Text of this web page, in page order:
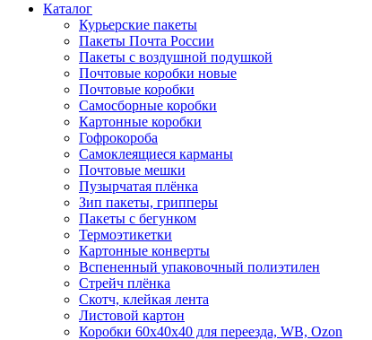
Каталог
Курьерские пакеты
Пакеты Почта России
Пакеты с воздушной подушкой
Почтовые коробки новые
Почтовые коробки
Самосборные коробки
Картонные коробки
Гофрокороба
Самоклеящиеся карманы
Почтовые мешки
Пузырчатая плёнка
Зип пакеты, грипперы
Пакеты с бегунком
Термоэтикетки
Картонные конверты
Вспененный упаковочный полиэтилен
Стрейч плёнка
Скотч, клейкая лента
Листовой картон
Коробки 60х40х40 для переезда, WB, Ozon